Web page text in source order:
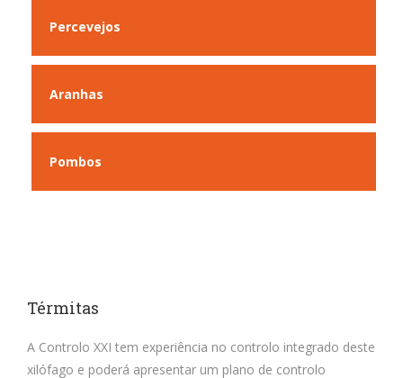
Percevejos
Aranhas
Pombos
Térmitas
A Controlo XXI tem experiência no controlo integrado deste
xilófago e poderá apresentar um plano de controlo